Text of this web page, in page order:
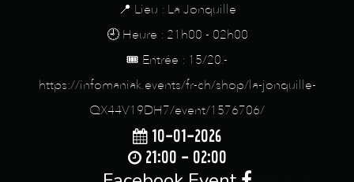
📍 Lieu : La Jonquille
🕘 Heure : 21h00 - 02h00
🎟️ Entrée : 15/20.-
https://infomaniak.events/fr-ch/shop/la-jonquille-
QX44V19DH7/event/1576706/
10-01-2026
21:00 - 02:00